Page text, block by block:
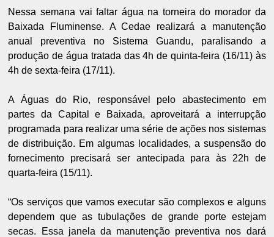
Nessa semana vai faltar água na torneira do morador da
Baixada Fluminense. A Cedae realizará a manutenção
anual preventiva no Sistema Guandu, paralisando a
produção de água tratada das 4h de quinta-feira (16/11) às
4h de sexta-feira (17/11).
A Águas do Rio, responsável pelo abastecimento em
partes da Capital e Baixada, aproveitará a interrupção
programada para realizar uma série de ações nos sistemas
de distribuição. Em algumas localidades, a suspensão do
fornecimento precisará ser antecipada para às 22h de
quarta-feira (15/11).
“Os serviços que vamos executar são complexos e alguns
dependem que as tubulações de grande porte estejam
secas. Essa janela da manutenção preventiva nos dará